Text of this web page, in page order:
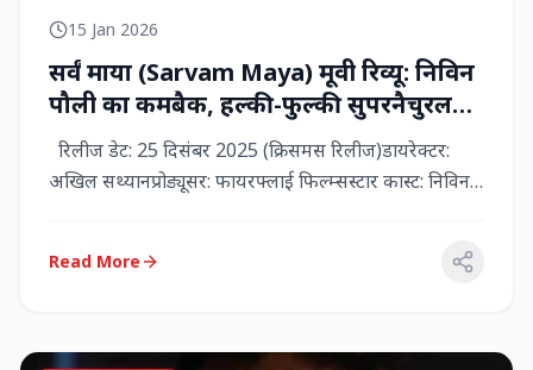
15 Jan 2026
सर्वं माया (Sarvam Maya) मूवी रिव्यू: निविन
पौली का कमबैक, हल्की-फुल्की सुपरनैचुरल
कॉमेडी जो दिल को छू जाती है
रिलीज डेट: 25 दिसंबर 2025 (क्रिसमस रिलीज)डायरेक्टर:
अखिल सथ्यानप्रोड्यूसर: फायरफ्लाई फिल्म्सस्टार कास्ट: निविन
Read More